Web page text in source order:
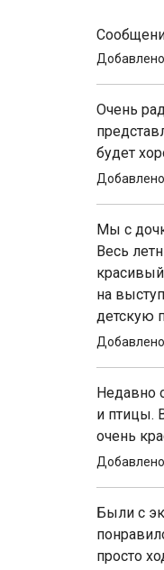
Очень
будет
Мы с
Весь
на
детскую
Недавно
и птицы.
очень
Были с
просто